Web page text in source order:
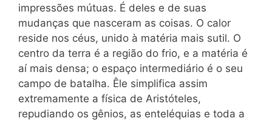
impressões mútuas. É deles e de suas
mudanças que nasceram as coisas. O calor
reside nos céus, unido à matéria mais sutil. O
centro da terra é a região do frio, e a matéria é
aí mais densa; o espaço intermediário é o seu
campo de batalha. Êle simplifica assim
extremamente a física de Aristóteles,
repudiando os gênios, as enteléquias e toda a